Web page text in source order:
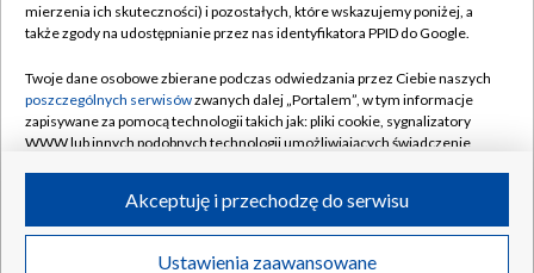
Naziemna Telewizja Cyfrowa
Rada Programowa
System NOS
Informacje o nadawcy
Program dla prasy
Pomoc
Kontakt
Kanały
©2026 Telewizja Polska S.A. w likwidacji
mierzenia ich skuteczności) i pozostałych, które wskazujemy poniżej, a
także zgody na udostępnianie przez nas identyfikatora PPID do Google.
Twoje dane osobowe zbierane podczas odwiedzania przez Ciebie naszych
poszczególnych serwisówzwanych dalej „Portalem”, w tym informacje
zapisywane za pomocą technologii takich jak: pliki cookie, sygnalizatory
WWW lub innych podobnych technologii umożliwiających świadczenie
ruchu w Internecie.
Twoje dane osobowe zbierane podczas odwiedzania przez Ciebie
Ustawienia zaawansowane
Akceptuję i przechodzę do serwisu